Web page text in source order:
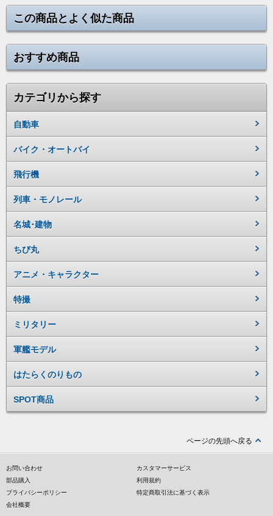
この商品とよく似た商品
おすすめ商品
カテゴリから探す
自動車
バイク・オートバイ
飛行機
列車・モノレール
名城･建物
ちび丸
アニメ・キャラクター
特撮
ミリタリー
軍艦モデル
はたらくのりもの
SPOT商品
ページの先頭へ戻る
お問い合わせ
カスタマーサービス
部品購入
利用規約
プライバシーポリシー
特定商取引法に基づく表示
会社概要